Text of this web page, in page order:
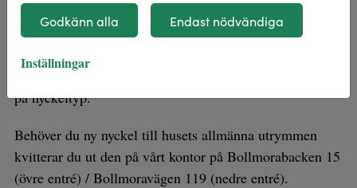
nyckelbeställning via Mina sidor
eller besöker vårt
kontor.Tyresö Lås
i Trollbäckens Centrum tillverkar nya
kostar nycklarna mellan 350 och 500 kronor, beroende
på nyckeltyp.
Behöver du ny nyckel till husets allmänna utrymmen
kvitterar du ut den på vårt kontor på Bollmorabacken 15
(övre entré) / Bollmoravägen 119 (nedre entré).
Godkänn alla Endast nödvändiga
Inställningar